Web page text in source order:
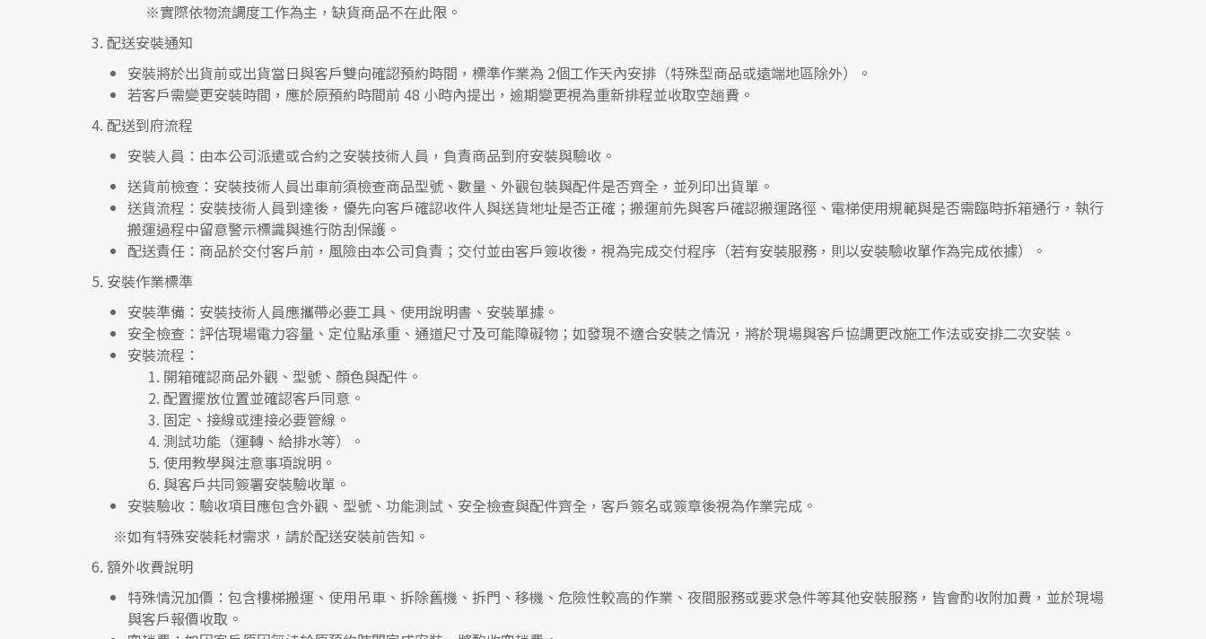
※實際依物流調度工作為主，缺貨商品不在此限。
3. 配送安裝通知
安裝將於出貨前或出貨當日與客戶雙向確認預約時間，標準作業為 2個工作天內安排（特殊型商品或遠端地區除外）。
若客戶需變更安裝時間，應於原預約時間前 48 小時內提出，逾期變更視為重新排程並收取空趟費。
4. 配送到府流程
安裝人員 ：由本公司派遣或合約之安裝技術人員，負責商品到府安裝與驗收。
送貨前檢查 ：安裝技術人員出車前須檢查商品型號、數量、外觀包裝與配件是否齊全，並列印出貨單。
送貨流程 ：安裝技術人員到達後，優先向客戶確認收件人與送貨地址是否正確；搬運前先與客戶確認搬運路徑、電梯使用規範與是否需臨時拆箱通行，執行
搬運過程中留意警示標識與進行防刮保護。
配送責任 ：商品於交付客戶前，風險由本公司負責；交付並由客戶簽收後，視為完成交付程序（若有安裝服務，則以安裝驗收單作為完成依據）。
5. 安裝作業標準
安裝準備 ：安裝技術人員應攜帶必要工具、使用說明書、安裝單據。
安全檢查 ：評估現場電力容量、定位點承重、通道尺寸及可能障礙物；如發現不適合安裝之情況，將於現場與客戶協調更改施工作法或安排二次安裝。
安裝流程 ：
開箱確認商品外觀、型號、顏色與配件。
配置擺放位置並確認客戶同意。
固定、接線或連接必要管線。
測試功能（運轉、給排水等）。
使用教學與注意事項說明。
與客戶共同簽署安裝驗收單。
安裝驗收 ：驗收項目應包含外觀、型號、功能測試、安全檢查與配件齊全，客戶簽名或簽章後視為作業完成。
※如有特殊安裝耗材需求，請於配送安裝前告知。
6. 額外收費說明
特殊情況加價 ：包含樓梯搬運、使用吊車、拆除舊機、拆門、移機、危險性較高的作業、夜間服務或要求急件等其他安裝服務，皆會酌收附加費，並於現場
與客戶報價收取。